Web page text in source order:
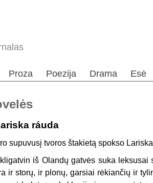
Proza Poezija Drama Esė
ráuda
supuvusį tvoros štakietą spokso
iš Olandų gatvės suka leksusai
ir storų, ir plonų, garsiai rėkiančių ir